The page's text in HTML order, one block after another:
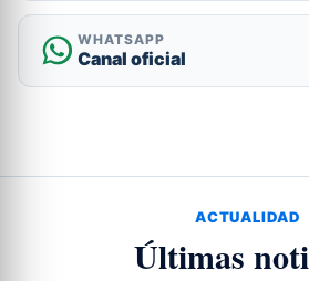
WHATSAPP
Canal oficial
ACTUALIDAD
Últimas